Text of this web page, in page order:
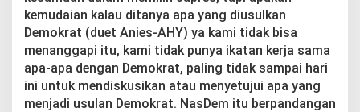
kemudaian kalau ditanya apa yang diusulkan
Demokrat (duet Anies-AHY) ya kami tidak bisa
menanggapi itu, kami tidak punya ikatan kerja sama
apa-apa dengan Demokrat, paling tidak sampai hari
ini untuk mendiskusikan atau menyetujui apa yang
menjadi usulan Demokrat. NasDem itu berpandangan